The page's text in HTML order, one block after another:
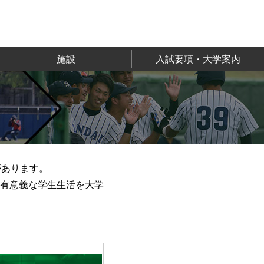
施設 入試要項・大学案内
ります。
意義な学生生活を大学